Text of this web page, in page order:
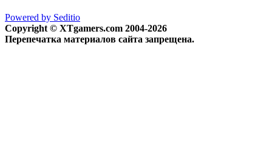
Powered by Seditio
Copyright © XTgamers.com 2004-2026
Перепечатка материалов сайта запрещена.